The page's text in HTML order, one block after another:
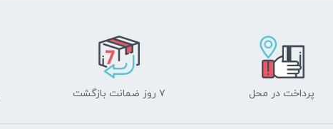
پرداخت در محل ۷ روز ضمانت بازگشت